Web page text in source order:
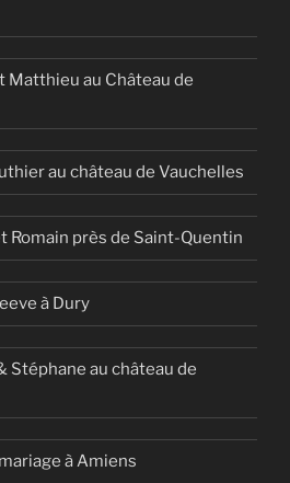
Matthieu au Château de
au château de Vauchelles
Romain près de Saint-Quentin
à Dury
Stéphane au château de
à Amiens